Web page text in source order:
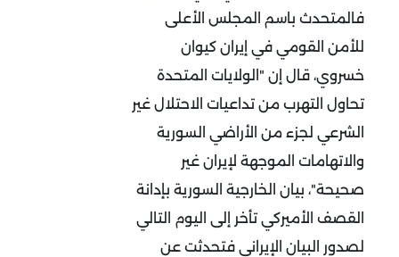
فالمتحدث باسم المجلس الأعلى
للأمن القومي في إيران كيوان
خسروي، قال إن "الولايات المتحدة
تحاول التهرب من تداعيات الاحتلال غير
الشرعي لجزء من الأراضي السورية
والاتهامات الموجهة لإيران غير
صحيحة"، بيان الخارجية السورية بإدانة
القصف الأميركي تأخر إلى اليوم التالي
لصدور البيان الإيراني فتحدثت عن